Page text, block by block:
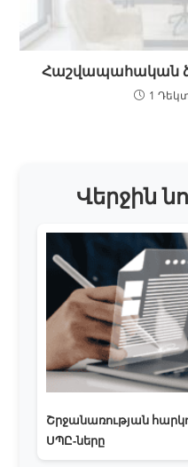
Հաշվապահական
1
Վերջին
Շրջանառության
ՍՊԸ-ները